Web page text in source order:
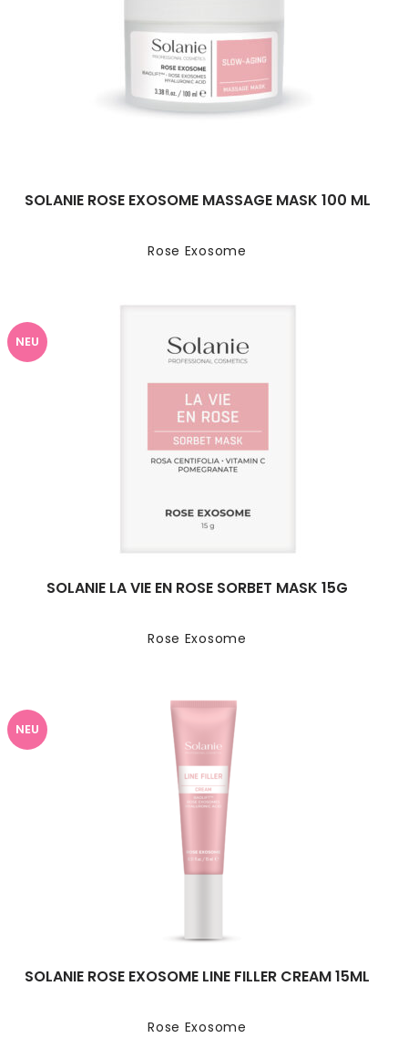
Rose Exosome
SOLANIE ROSE EXOSOME MASSAGE MASK 100 ML
NEU
Rose Exosome
SOLANIE LA VIE EN ROSE SORBET MASK 15G
NEU
Rose Exosome
SOLANIE ROSE EXOSOME LINE FILLER CREAM 15ML